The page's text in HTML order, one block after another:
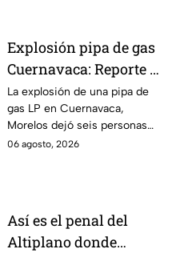
Explosión pipa de gas
Cuernavaca: Reporte de
víctimas tras estallido
en Morelos
La explosión de una pipa de
gas LP en Cuernavaca,
Morelos dejó seis personas
hospitalizadas. IMSS informó
06 agosto, 2026
Así es el penal del
Altiplano donde